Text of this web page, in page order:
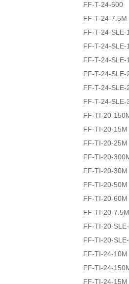
FF-T-24-500
FF-T-24-7.5M
FF-T-24-SLE-
FF-T-24-SLE-
FF-T-24-SLE-
FF-T-24-SLE-
FF-T-24-SLE-
FF-T-24-SLE-
FF-TI-20-
FF-TI-20-15M
FF-TI-20-25M
FF-TI-20-
FF-TI-20-30M
FF-TI-20-50M
FF-TI-20-60M
FF-TI-20-7.5M
FF-TI-20-
FF-TI-20-
FF-TI-24-10M
FF-TI-24-
FF-TI-24-15M